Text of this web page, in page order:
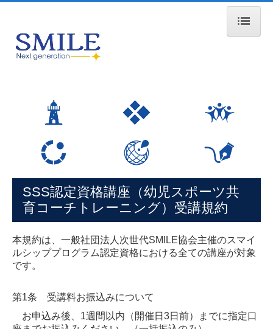
法人案内
協会名"SMILE"の想い
ミッション・会社概要
事業内容
スマイルシップスポーツ
渋谷”すぽっと”
ジャパンペアレンツアカデミー
プログラム・セミナー申込
SSS認定資格講座（幼児スポーツ共
育コーチトレーニング）受講規約
本規約は、一般社団法人次世代SMILE協会主催のスマイ
ルシッププログラム認定資格における全ての講座が対象
です。
第1条 受講料お振込みについて
お申込み後、1週間以内（開催日3日前）までに指定口